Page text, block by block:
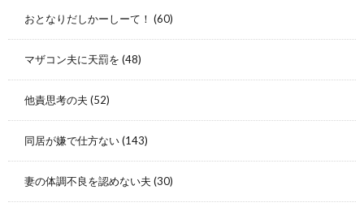
おとなりだしかーしーて！ (60)
マザコン夫に天罰を (48)
他責思考の夫 (52)
同居が嫌で仕方ない(143)
妻の体調不良を認めない夫 (30)